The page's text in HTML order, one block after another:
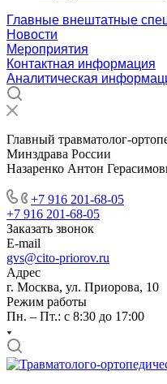
Главные внештатные
Новости
Мероприятия
Контактная информация
Аналитическая
Главный травматолог-
Минздрава России
Назаренко Антон
+7 916 201-68-05
+7 916 201-68-05
Заказать звонок
E-mail
gvs@cito-priorov.ru
Адрес
г. Москва, ул. Приорова, 10
Режим работы
Пн. – Пт.: с 8:30 до 17:00